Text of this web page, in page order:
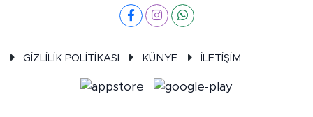
GİZLİLİK POLİTİKASI KÜNYE İLETİŞİM